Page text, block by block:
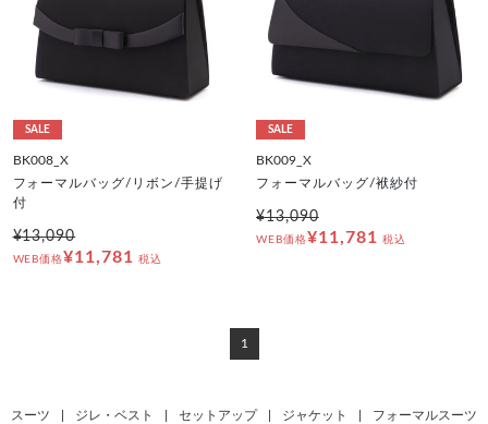
SALE
BK008_X
フォーマルバッグ/リボン/手提げ
付
¥13,090
WEB価格¥11,781 税込
SALE
BK009_X
フォーマルバッグ/袱紗付
¥13,090
WEB価格¥11,781 税込
1
スーツ ジレ・ベスト セットアップ ジャケット フォーマルスーツ